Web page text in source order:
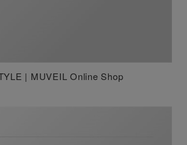
| MUVEIL Online Shop